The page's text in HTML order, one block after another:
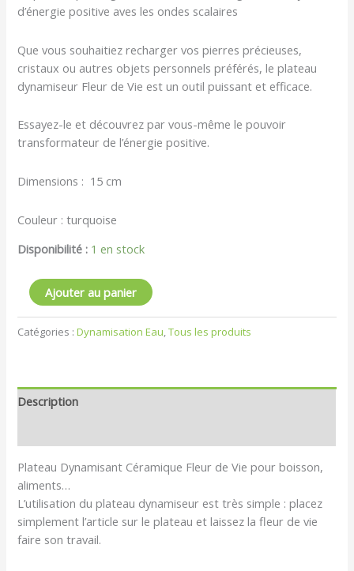
d’énergie positive aves les ondes scalaires
Que vous souhaitiez recharger vos pierres précieuses,
cristaux ou autres objets personnels préférés, le plateau
dynamiseur Fleur de Vie est un outil puissant et efficace.
Essayez-le et découvrez par vous-même le pouvoir
transformateur de l’énergie positive.
Dimensions : 15 cm
Couleur : turquoise
Disponibilité : 1 en stock
Ajouter au panier
Catégories :Dynamisation Eau,Tous les produits
Description
Plateau Dynamisant Céramique Fleur de Vie pour boisson,
aliments…
L’utilisation du plateau dynamiseur est très simple : placez
simplement l’article sur le plateau et laissez la fleur de vie
faire son travail.